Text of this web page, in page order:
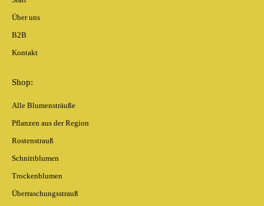
Über uns
B2B
Kontakt
Shop:
Alle Blumensträuße
Pflanzen aus der Region
Rostenstrauß
Schnittblumen
Trockenblumen
Überraschungsstrauß